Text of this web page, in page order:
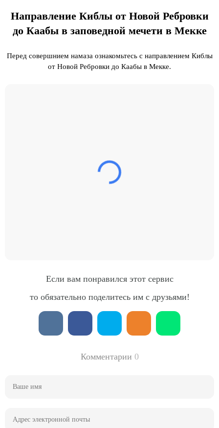
Направление Киблы от Новой Ребровки
до Каабы в заповедной мечети в Мекке
Перед совершнием намаза ознакомьтесь с направлением Киблы
от Новой Ребровки до Каабы в Мекке.
Если вам понравился этот сервис
то обязательно поделитесь им с друзьями!
Комментарии 0